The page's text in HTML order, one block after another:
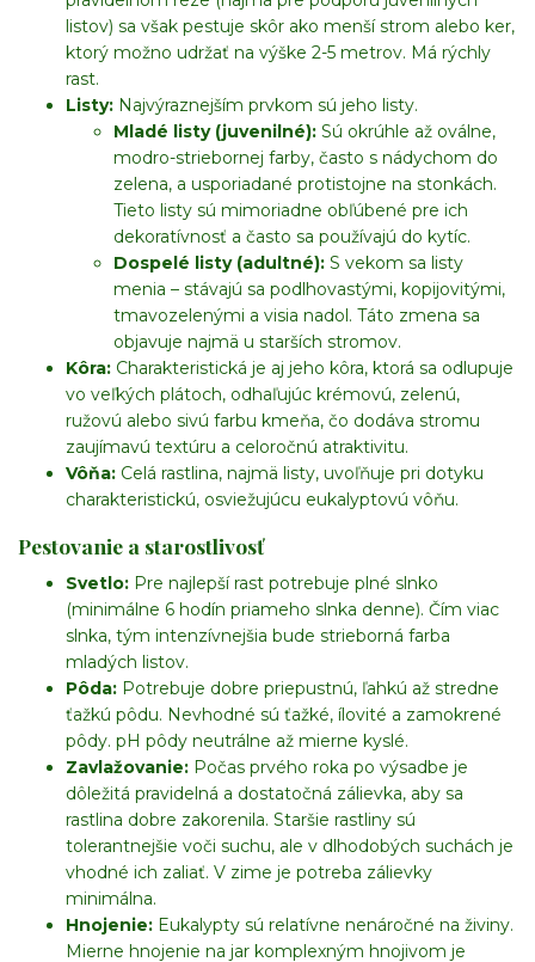
listov) sa však pestuje skôr ako menší strom alebo ker,
ktorý možno udržať na výške 2-5 metrov. Má rýchly
rast.
Listy: Najvýraznejším prvkom sú jeho listy.
Mladé listy (juvenilné): Sú okrúhle až oválne,
modro-striebornej farby, často s nádychom do
zelena, a usporiadané protistojne na stonkách.
Tieto listy sú mimoriadne obľúbené pre ich
dekoratívnosť a často sa používajú do kytíc.
Dospelé listy (adultné): S vekom sa listy
menia – stávajú sa podlhovastými, kopijovitými,
tmavozelenými a visia nadol. Táto zmena sa
objavuje najmä u starších stromov.
Kôra: Charakteristická je aj jeho kôra, ktorá sa odlupuje
vo veľkých plátoch, odhaľujúc krémovú, zelenú,
ružovú alebo sivú farbu kmeňa, čo dodáva stromu
zaujímavú textúru a celoročnú atraktivitu.
Vôňa: Celá rastlina, najmä listy, uvoľňuje pri dotyku
charakteristickú, osviežujúcu eukalyptovú vôňu.
Pestovanie a starostlivosť
Svetlo: Pre najlepší rast potrebuje plné slnko
(minimálne 6 hodín priameho slnka denne). Čím viac
slnka, tým intenzívnejšia bude strieborná farba
mladých listov.
Pôda: Potrebuje dobre priepustnú, ľahkú až stredne
ťažkú pôdu. Nevhodné sú ťažké, ílovité a zamokrené
pôdy. pH pôdy neutrálne až mierne kyslé.
Zavlažovanie: Počas prvého roka po výsadbe je
dôležitá pravidelná a dostatočná zálievka, aby sa
rastlina dobre zakorenila. Staršie rastliny sú
tolerantnejšie voči suchu, ale v dlhodobých suchách je
vhodné ich zaliať. V zime je potreba zálievky
minimálna.
Hnojenie: Eukalypty sú relatívne nenáročné na živiny.
Mierne hnojenie na jar komplexným hnojivom je